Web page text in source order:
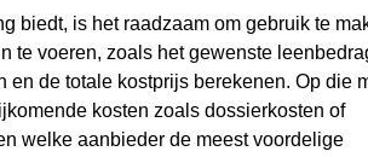
biedt, is het raadzaam om gebruik te
te voeren, zoals het gewenste
de totale kostprijs berekenen. Op die
kosten zoals dossierkosten of
welke aanbieder de meest voordelige